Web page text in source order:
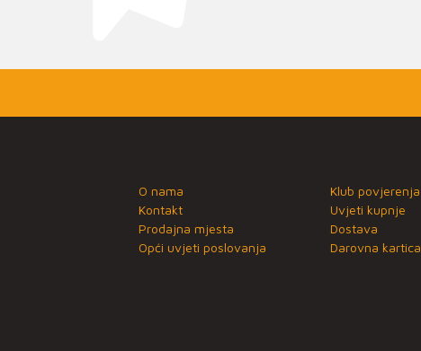
O nama
Kontakt
Prodajna mjesta
Opći uvjeti poslovanja
Klub povjerenja
Uvjeti kupnje
Dostava
Darovna kartica